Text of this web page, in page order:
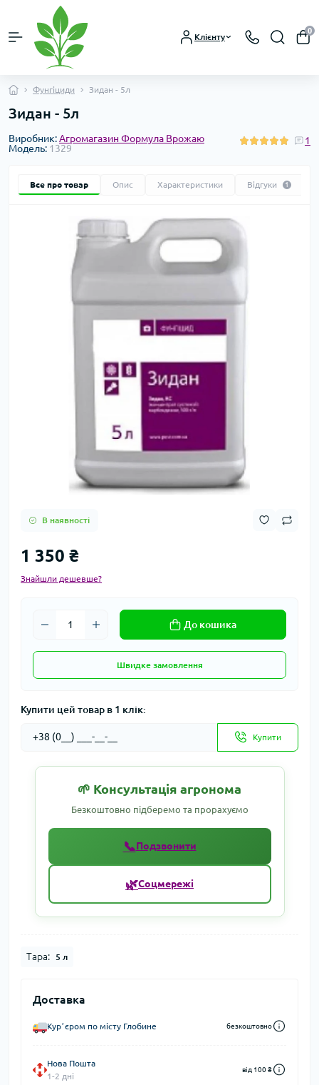
Клієнту
0
Фунгіциди Зидан - 5л
Зидан - 5л
Виробник:Агромагазин Формула Врожаю
Модель: 1329
1
Все про товар Опис Характеристики Відгуки 1
В наявності
1 350 ₴
Знайшли дешевше?
До кошика
Швидке замовлення
Купити цей товар в 1 клік:
Купити
🌱 Консультація агронома
Безкоштовно підберемо та прорахуємо
📞Подзвонити
🌿Соцмережі
Тара: 5 л
Доставка
Курʼєром по місту Глобине безкоштовно
Нова Пошта
1-2 дні
від 100 ₴